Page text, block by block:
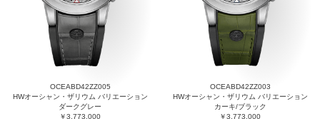
OCEABD42ZZ005
HWオーシャン・ザリウム バリエーション
ダークグレー
￥3,773,000
OCEABD42ZZ003
HWオーシャン・ザリウム バリエーション
カーキ/ブラック
￥3,773,000